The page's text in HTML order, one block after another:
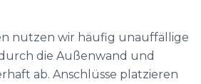
nutzen wir häufig unauffällige
die Außenwand und
ab. Anschlüsse platzieren